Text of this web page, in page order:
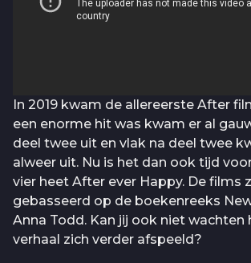
In 2019 kwam de allereerste After
een enorme hit was kwam er al
deel twee uit en vlak na deel twee
alweer uit. Nu is het dan ook tijd
vier heet After ever Happy. De films
gebasseerd op de boekenreeks
Anna Todd. Kan jij ook niet wachten
verhaal zich verder afspeeld?